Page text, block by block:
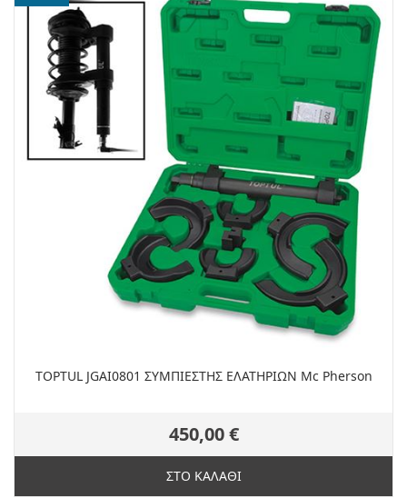
TOPTUL JGAI0801 ΣΥΜΠΙΕΣΤΗΣ ΕΛΑΤΗΡΙΩΝ Mc Pherson
450,00 €
ΣΤΟ ΚΑΛΑΘΙ